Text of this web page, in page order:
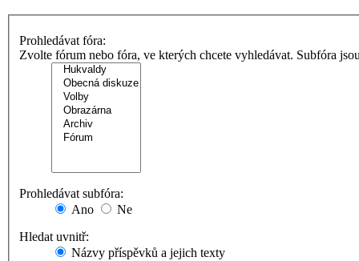
Prohledávat fóra:
Zvolte fórum nebo fóra, ve kterých chcete vyhledávat. Subfóra
Prohledávat subfóra:
Ano
Ne
Hledat uvnitř:
Názvy příspěvků a jejich texty